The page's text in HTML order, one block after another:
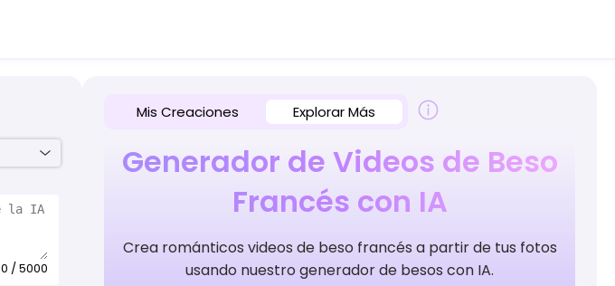
0 / 5000
Mis Creaciones Explorar Más
Generador de Videos de Beso
Francés con IA
Crea románticos videos de beso francés a partir de tus fotos
usando nuestro generador de besos con IA.